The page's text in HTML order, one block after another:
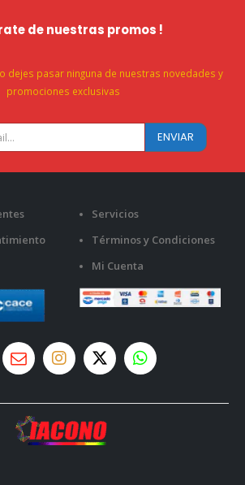
de nuestras promos !
dejes pasar ninguna de nuestras novedades y
promociones exclusivas
Servicios
Términos y Condiciones
Mi Cuenta